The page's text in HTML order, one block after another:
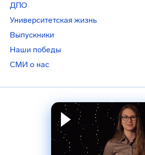
ДПО
Университетская жизнь
Выпускники
Наши победы
СМИ о нас